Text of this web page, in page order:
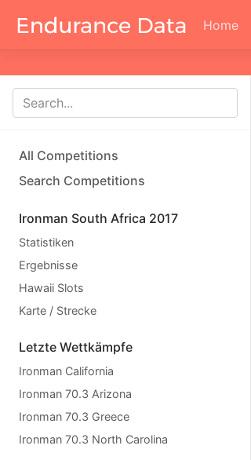
Home
All Competitions
Search Competitions
Ironman South Africa 2017
Statistiken
Ergebnisse
Hawaii Slots
Karte / Strecke
Letzte Wettkämpfe
Ironman California
Ironman 70.3 Arizona
Ironman 70.3 Greece
Ironman 70.3 North Carolina